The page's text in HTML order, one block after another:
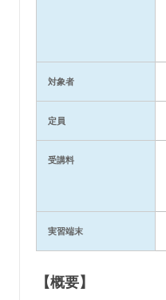
対象者
定員
受講料
実習端末
【概要】